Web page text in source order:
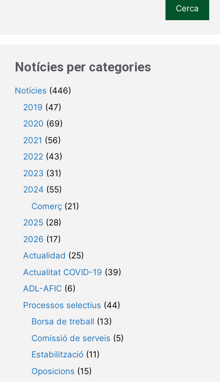
Cerca
Notícies per categories
Notícies (446)
2019 (47)
2020 (69)
2021 (56)
2022 (43)
2023 (31)
2024 (55)
Comerç (21)
2025 (28)
2026 (17)
Actualidad (25)
Actualitat COVID-19 (39)
ADL-AFIC (6)
Processos selectius (44)
Borsa de treball (13)
Comissió de serveis (5)
Estabilització (11)
Oposicions (15)